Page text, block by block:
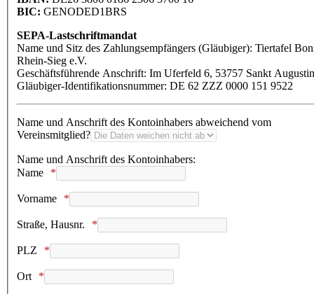
BIC: GENODED1BRS
SEPA-Lastschriftmandat
Name und Sitz des Zahlungsempfängers (Gläubiger): Tiertafel
Rhein-Sieg e.V.
Geschäftsführende Anschrift: Im Uferfeld 6, 53757 Sankt Augustin
Gläubiger-Identifikationsnummer: DE 62 ZZZ 0000 151 9522
Name und Anschrift des Kontoinhabers abweichend vom
Vereinsmitglied?
Name und Anschrift des Kontoinhabers:
Name
Vorname
Straße, Hausnr.
PLZ
Ort